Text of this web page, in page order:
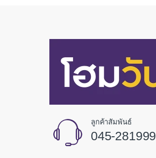
ลูกค้าสัมพันธ์
045-281999